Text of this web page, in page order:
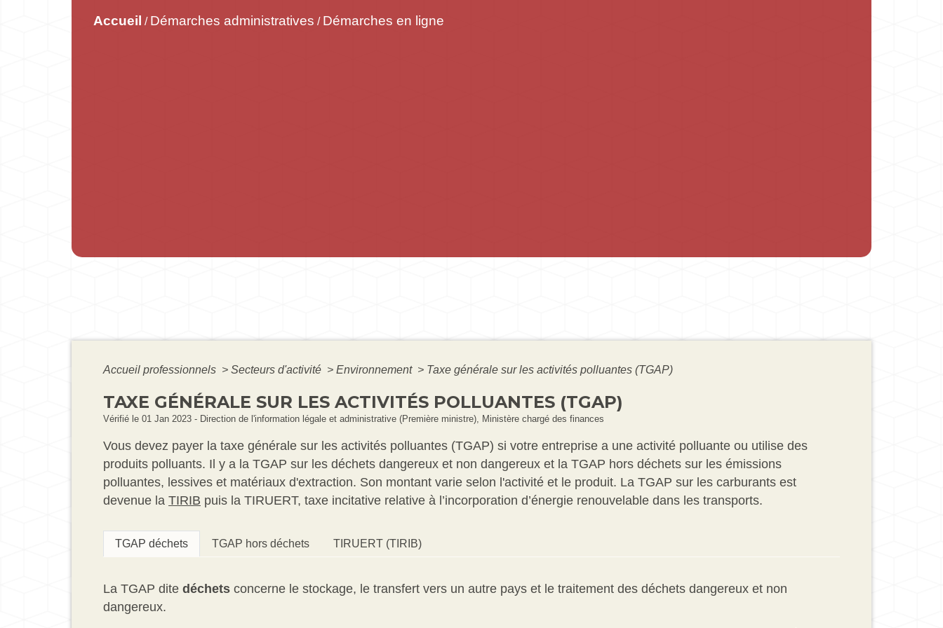
Accueil / Démarches administratives / Démarches en ligne
Accueil professionnels > Secteurs d'activité > Environnement > Taxe générale sur les activités polluantes (TGAP)
TAXE GÉNÉRALE SUR LES ACTIVITÉS POLLUANTES (TGAP)
Vérifié le 01 Jan 2023 - Direction de l'information légale et administrative (Première ministre), Ministère chargé des finances
Vous devez payer la taxe générale sur les activités polluantes (TGAP) si votre entreprise a une activité polluante ou utilise des
produits polluants. Il y a la TGAP sur les déchets dangereux et non dangereux et la TGAP hors déchets sur les émissions
polluantes, lessives et matériaux d'extraction. Son montant varie selon l'activité et le produit. La TGAP sur les carburants est
devenue la TIRIB puis la TIRUERT, taxe incitative relative à l’incorporation d’énergie renouvelable dans les transports.
TGAP déchets TGAP hors déchets TIRUERT (TIRIB)
La TGAP dite déchets concerne le stockage, le transfert vers un autre pays et le traitement des déchets dangereux et non
dangereux.